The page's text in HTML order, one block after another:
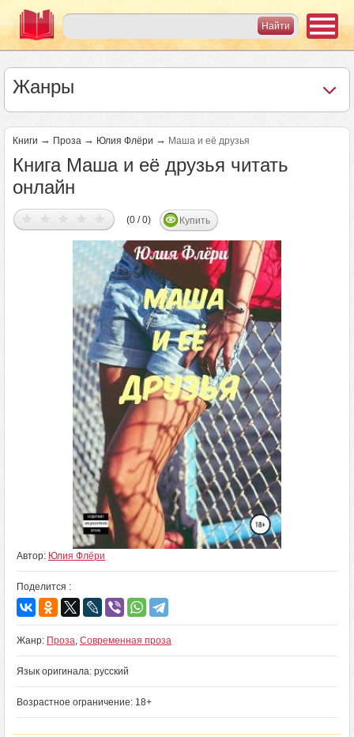
Жанры
Книги → Проза → Юлия Флёри → Маша и её друзья
Книга Маша и её друзья читать
онлайн
(0 / 0) Купить
Автор: Юлия Флёри
Поделится :
Жанр: Проза, Современная проза
Язык оригинала: русский
Возрастное ограничение: 18+